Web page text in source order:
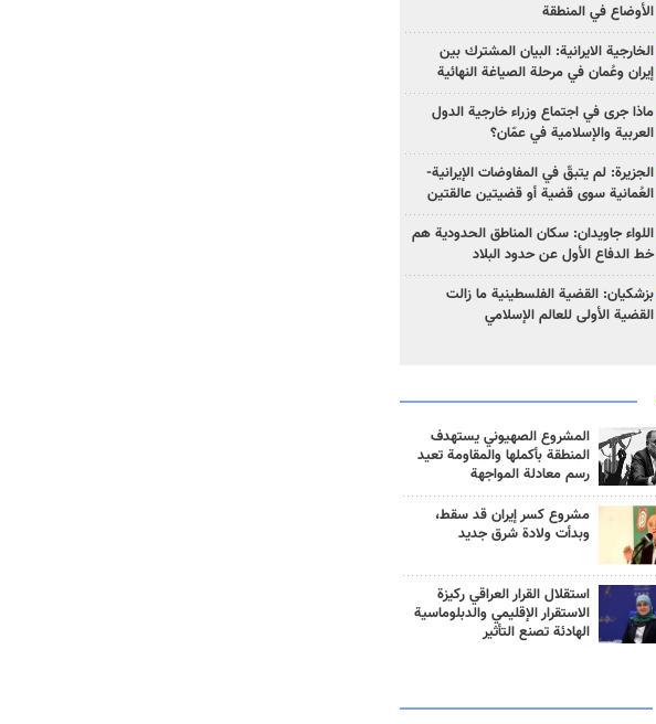
الأوضاع في المنطقة
الخارجية الايرانية: البيان المشترك بين
إيران وعُمان في مرحلة الصياغة النهائية
ماذا جرى في اجتماع وزراء خارجية الدول
العربية والإسلامية في عمّان؟
الجزيرة: لم يتبقّ في المفاوضات الإيرانية-
العُمانية سوى قضية أو قضيتين عالقتين
اللواء جاويدان: سكان المناطق الحدودية هم
خط الدفاع الأول عن حدود البلاد
بزشكيان: القضية الفلسطينية ما زالت
القضية الأولى للعالم الإسلامي
المشروع الصهيوني يستهدف
المنطقة بأكملها والمقاومة تعيد
رسم معادلة المواجهة
مشروع كسر إيران قد سقط،
وبدأت ولادة شرق جديد
استقلال القرار العراقي ركيزة
الاستقرار الإقليمي والدبلوماسية
الهادئة تصنع التأثير